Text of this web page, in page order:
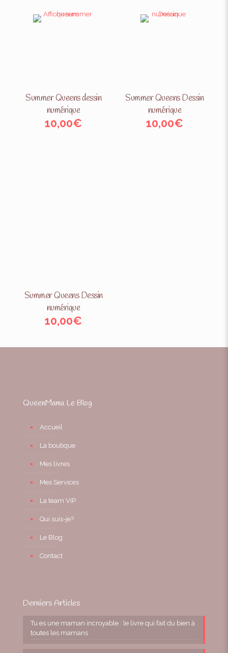
Summer Queens dessin
numérique
10,00€
Summer Queens Dessin
numérique
10,00€
Summer Queens Dessin
numérique
10,00€
QueenMama Le Blog
Accueil
La boutique
Mes livres
Mes Services
La team VIP
Qui suis-je?
Le Blog
Contact
Derniers Articles
Tu es une maman incroyable : le livre qui fait du bien à
toutes les mamans